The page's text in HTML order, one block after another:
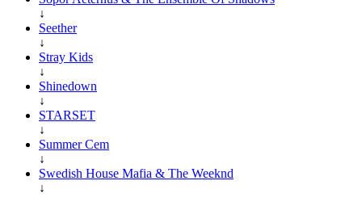
↓
Seether
↓
Stray Kids
↓
Shinedown
↓
STARSET
↓
Summer Cem
↓
Swedish House Mafia & The Weeknd
↓